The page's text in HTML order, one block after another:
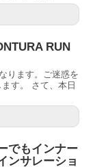
RUN
ります。ご迷惑を
す。 さて、本日
でもインナー
ンサレーショ